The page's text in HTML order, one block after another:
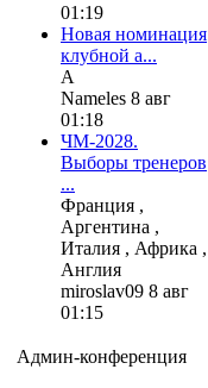
01:19
Новая номинация
клубной а...
А
Nameles 8 авг
01:18
ЧМ-2028.
Выборы тренеров
...
Франция ,
Аргентина ,
Италия , Африка ,
Англия
miroslav09 8 авг
01:15
Админ-конференция